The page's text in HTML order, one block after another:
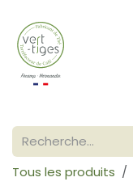
Tous les produits